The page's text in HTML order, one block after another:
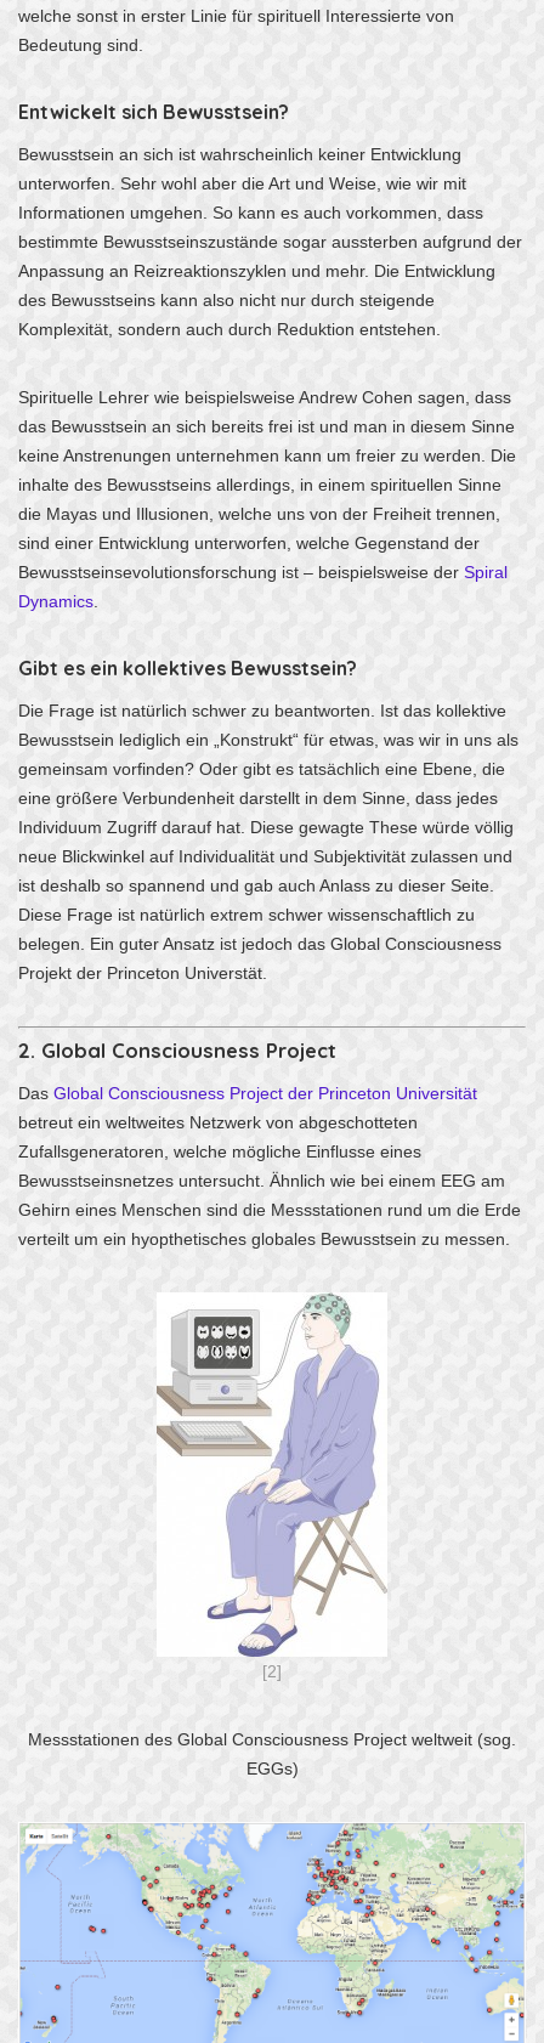
welche sonst in erster Linie für spirituell Interessierte von
Bedeutung sind.
Entwickelt sich Bewusstsein?
Bewusstsein an sich ist wahrscheinlich keiner Entwicklung
unterworfen. Sehr wohl aber die Art und Weise, wie wir mit
Informationen umgehen. So kann es auch vorkommen, dass
bestimmte Bewusstseinszustände sogar aussterben aufgrund der
Anpassung an Reizreaktionszyklen und mehr. Die Entwicklung
des Bewusstseins kann also nicht nur durch steigende
Komplexität, sondern auch durch Reduktion entstehen.
Spirituelle Lehrer wie beispielsweise Andrew Cohen sagen, dass
das Bewusstsein an sich bereits frei ist und man in diesem Sinne
keine Anstrenungen unternehmen kann um freier zu werden. Die
inhalte des Bewusstseins allerdings, in einem spirituellen Sinne
die Mayas und Illusionen, welche uns von der Freiheit trennen,
sind einer Entwicklung unterworfen, welche Gegenstand der
Bewusstseinsevolutionsforschung ist – beispielsweise der Spiral
Dynamics
Gibt es ein kollektives Bewusstsein?
Die Frage ist natürlich schwer zu beantworten. Ist das kollektive
Bewusstsein lediglich ein „Konstrukt“ für etwas, was wir in uns als
gemeinsam vorfinden? Oder gibt es tatsächlich eine Ebene, die
eine größere Verbundenheit darstellt in dem Sinne, dass jedes
Individuum Zugriff darauf hat. Diese gewagte These würde völlig
neue Blickwinkel auf Individualität und Subjektivität zulassen und
ist deshalb so spannend und gab auch Anlass zu dieser Seite.
Diese Frage ist natürlich extrem schwer wissenschaftlich zu
belegen. Ein guter Ansatz ist jedoch das Global Consciousness
Projekt der Princeton Universtät.
2. Global Consciousness Project
Das Global Consciousness Project der Princeton Universität
betreut ein weltweites Netzwerk von abgeschotteten
Zufallsgeneratoren, welche mögliche Einflusse eines
Bewusstseinsnetzes untersucht. Ähnlich wie bei einem EEG am
Gehirn eines Menschen sind die Messstationen rund um die Erde
verteilt um ein hyopthetisches globales Bewusstsein zu messen.
[2]
Messstationen des Global Consciousness Project weltweit (sog.
EGGs)